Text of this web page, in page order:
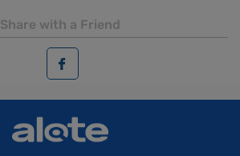
Share with a Friend